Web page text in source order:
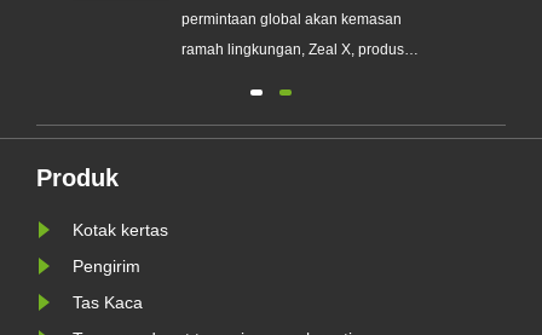
Sekali Pakai
permintaan global akan kemasan
ramah lingkungan, Zeal X, produsen
meluncurkan seri Kantong Kertas
Produk
Kotak kertas
Pengirim
Tas Kaca